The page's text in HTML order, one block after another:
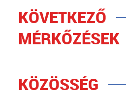
KÖVETKEZŐ
MÉRKŐZÉSEK
KÖZÖSSÉG